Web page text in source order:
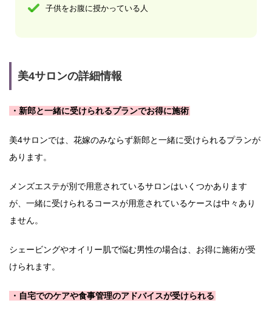
子供をお腹に授かっている人
美4サロンの詳細情報
・新郎と一緒に受けられるプランでお得に施術
美4サロンでは、花嫁のみならず新郎と一緒に受けられるプランが
あります。
メンズエステが別で用意されているサロンはいくつかあります
が、一緒に受けられるコースが用意されているケースは中々あり
ません。
シェービングやオイリー肌で悩む男性の場合は、お得に施術が受
けられます。
・自宅でのケアや食事管理のアドバイスが受けられる